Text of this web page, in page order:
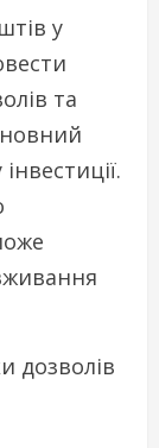
у
та
дозволів